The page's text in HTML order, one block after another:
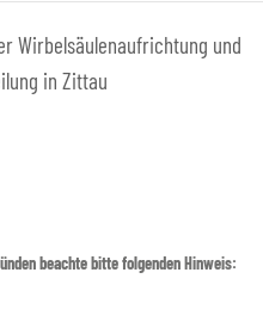
Wirbelsäulenaufrichtung und
in Zittau
beachte bitte folgenden Hinweis: